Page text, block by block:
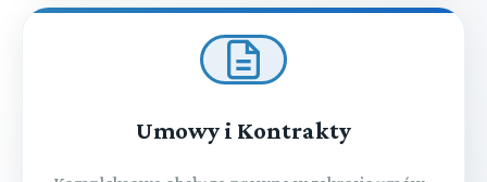
Umowy i Kontrakty